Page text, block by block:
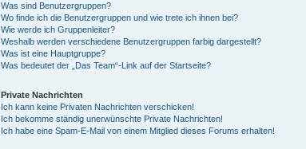
Was sind Benutzergruppen?
Wo finde ich die Benutzergruppen und wie trete ich ihnen bei?
Wie werde ich Gruppenleiter?
Weshalb werden verschiedene Benutzergruppen farbig dargestellt?
Was ist eine Hauptgruppe?
Was bedeutet der „Das Team“-Link auf der Startseite?
Private Nachrichten
Ich kann keine Privaten Nachrichten verschicken!
Ich bekomme ständig unerwünschte Private Nachrichten!
Ich habe eine Spam-E-Mail von einem Mitglied dieses Forums erhalten!